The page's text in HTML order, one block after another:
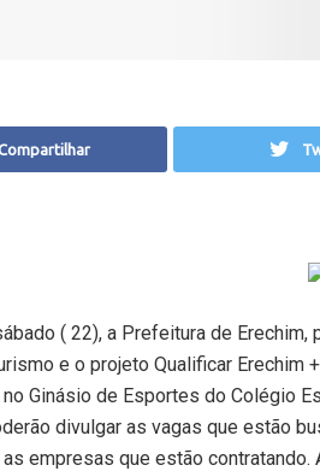
( 22), a Prefeitura de
e o projeto Qualificar Erechim
Ginásio de Esportes do Colégio
divulgar as vagas que estão
empresas que estão